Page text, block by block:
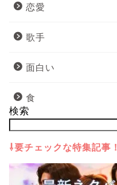
恋愛
歌手
面白い
食
検索
⇩要チェックな特集記事！